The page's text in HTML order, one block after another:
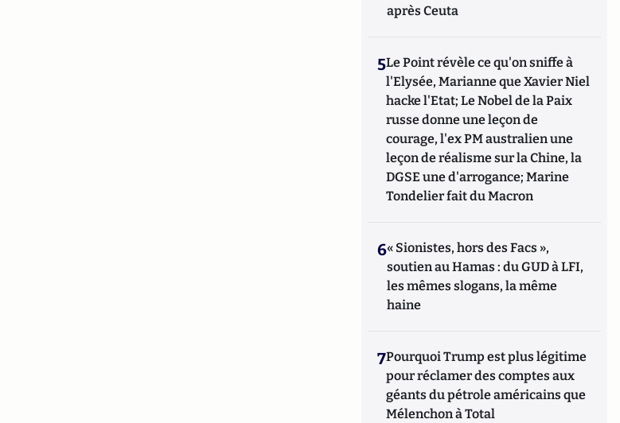
après Ceuta
5Le Point révèle ce qu'on sniffe à
l'Elysée, Marianne que Xavier Niel
hacke l'Etat; Le Nobel de la Paix
russe donne une leçon de
courage, l'ex PM australien une
leçon de réalisme sur la Chine, la
DGSE une d'arrogance; Marine
Tondelier fait du Macron
6« Sionistes, hors des Facs »,
soutien au Hamas : du GUD à LFI,
les mêmes slogans, la même
haine
7Pourquoi Trump est plus légitime
pour réclamer des comptes aux
géants du pétrole américains que
Mélenchon à Total